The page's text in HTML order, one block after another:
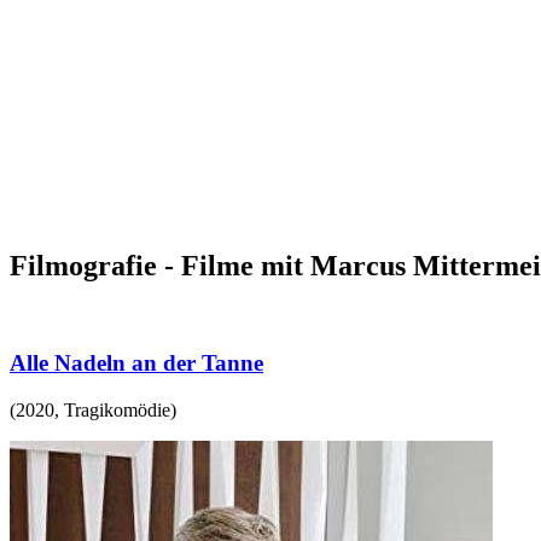
Filmografie - Filme mit Marcus
Alle Nadeln an der Tanne
(2020, Tragikomödie)